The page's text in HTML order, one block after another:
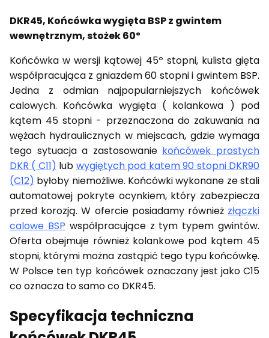
DKR45, Końcówka wygięta BSP z gwintem
wewnętrznym, stożek 60º
Końcówka w wersji kątowej 45º stopni, kulista gięta
współpracująca z gniazdem 60 stopni i gwintem BSP.
Jedna z odmian najpopularniejszych końcówek
calowych. Końcówka wygięta ( kolankowa ) pod
kątem 45 stopni - przeznaczona do zakuwania na
wężach hydraulicznych w miejscach, gdzie wymaga
tego sytuacja a zastosowanie końcówek prostych
DKR ( C11) lub wygiętych pod katem 90 stopni DKR90
(C12) byłoby niemożliwe. Końcówki wykonane ze stali
automatowej pokryte ocynkiem, który zabezpiecza
przed korozją. W ofercie posiadamy również złączki
calowe BSP współpracujące z tym typem gwintów.
Oferta obejmuje również kolankowe pod kątem 45
stopni, którymi można zastąpić tego typu końcówkę.
W Polsce ten typ końcówek oznaczany jest jako C15
co oznacza to samo co DKR45.
Specyfikacja techniczna